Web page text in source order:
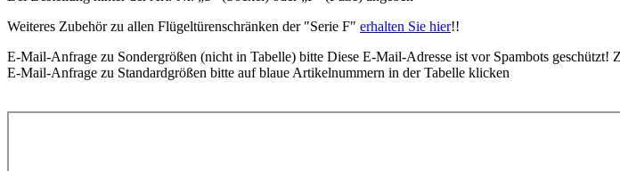
Weiteres Zubehör zu allen Flügeltürenschränken der "Serie F" erhalten Sie hier!!
E-Mail-Anfrage zu Sondergrößen (nicht in Tabelle) bitte Diese E-Mail-Adresse ist vor Spambots geschützt!
E-Mail-Anfrage zu Standardgrößen bitte auf blaue Artikelnummern in der Tabelle klicken